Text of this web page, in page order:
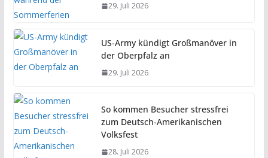
29. Juli 2026
US-Army kündigt Großmanöver in
der Oberpfalz an
29. Juli 2026
So kommen Besucher stressfrei
zum Deutsch-Amerikanischen
Volksfest
28. Juli 2026